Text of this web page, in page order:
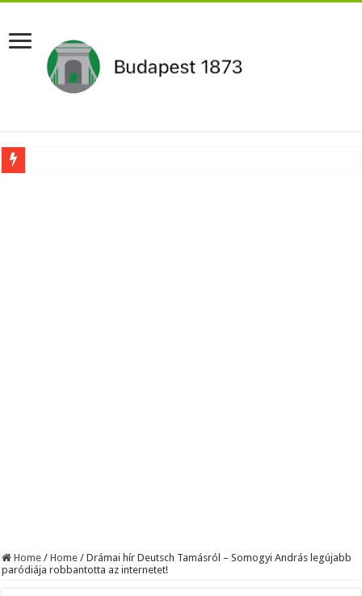
Home / Home / Drámai hír Deutsch Tamásról – Somogyi András legújabb
paródiája robbantotta az internetet!